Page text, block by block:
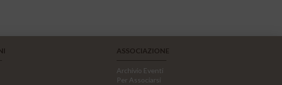
ASSOCIAZIONE
Archivio Eventi
Per Associarsi